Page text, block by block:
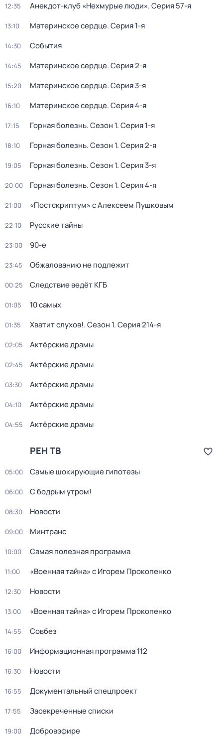
12:35 Анекдот-клуб «Нехмурые люди». Серия 57-я
13:10 Материнское сердце. Серия 1-я
14:30 События
14:45 Материнское сердце. Серия 2-я
15:20 Материнское сердце. Серия 3-я
16:10 Материнское сердце. Серия 4-я
17:15 Горная болезнь. Сезон 1. Серия 1-я
18:10 Горная болезнь. Сезон 1. Серия 2-я
19:05 Горная болезнь. Сезон 1. Серия 3-я
20:00 Горная болезнь. Сезон 1. Серия 4-я
21:00 «Постскриптум» с Алексеем Пушковым
22:10 Русские тайны
23:00 90-е
23:45 Обжалованию не подлежит
00:25 Следствие ведёт КГБ
01:05 10 самых
01:35 Хватит слухов!. Сезон 1. Серия 214-я
02:05 Актёрские драмы
02:45 Актёрские драмы
03:30 Актёрские драмы
04:10 Актёрские драмы
04:55 Актёрские драмы
РЕН ТВ
05:00 Самые шoкиpующие гипотезы
06:00 С бодрым утром!
08:30 Новости
09:00 Минтранс
10:00 Самая полезная программа
11:00 «Военная тайна» с Игорем Прокопенко
12:30 Новости
13:00 «Военная тайна» с Игорем Прокопенко
14:55 Совбез
16:00 Информационная программа 112
16:30 Новости
16:55 Докyментальный cпецпроект
17:55 Заcекрeченные списки
19:00 Добровэфире